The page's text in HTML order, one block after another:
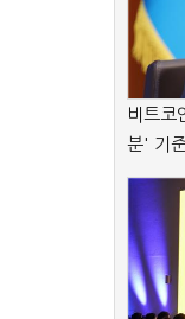
비트코
분' 기